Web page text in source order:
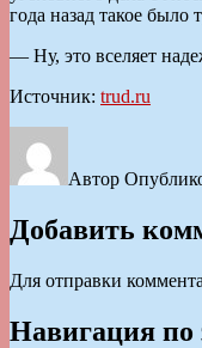
года назад такое было
— Ну, это вселяет
Источник: trud.ru
Автор
Добавить
Для отправки
Навигация по